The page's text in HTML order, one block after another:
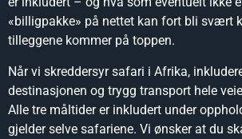
«billigpakke» på nettet kan fort bli svært
tilleggene kommer på toppen.
Når vi skreddersyr safari i Afrika,
destinasjonen og trygg transport hele
Alle tre måltider er inkludert under
gjelder selve safariene. Vi ønsker at du